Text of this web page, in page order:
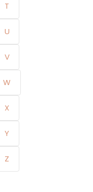
T
U
V
W
X
Y
Z